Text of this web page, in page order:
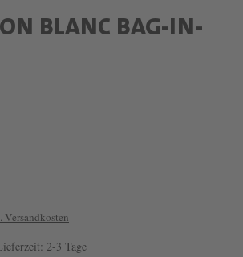
BLANC BAG-IN-
2-3 Tage